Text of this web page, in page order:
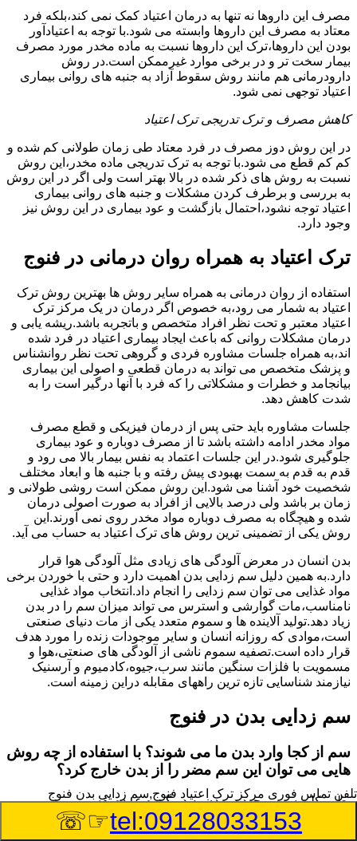
مصرف این داروها نه تنها به درمان اعتیاد کمک نمی کند،بلکه فرد
معتاد به مصرف این داروها وابسته می شود.با توجه به اعتیادآور
بودن این داروها،ترک این داروها نسبت به ماده مخدر مورد مصرف
بیمار سخت تر و در برخی موارد غیرممکن است.در روش
دارودرمانی هم مانند روش سقوط آزاد به جنبه های روانی بیماری
اعتیاد توجهی نمی شود.
کاهش مصرف و ترک تدریجی ترک اعتیاد
در این روش دوز مصرف در فرد معتاد طی زمان طولانی کم شده و
کم کم قطع می شود.با توجه به ترک تدریجی ماده مخدر،این روش
نسبت به روش های ذکر شده در بالا بهتر است ولی اگر در این روش
به بررسی و برطرف کردن مشکلات و جنبه های روانی بیماری
اعتیاد توجه نشود،احتمال بازگشت و عود بیماری در این روش نیز
وجود دارد.
ترک اعتیاد به همراه روان درمانی در فنوج
استفاده از روان درمانی به همراه سایر روش ها بهترین روش ترک
اعتیاد به شمار می رود،به خصوص اگر درمان در یک مرکز ترک
اعتیاد معتبر و تحت نظر افراد متخصص و باتجربه باشد.ریشه یابی و
درمان مشکلات روانی که باعث ایجاد بیماری اعتیاد در فرد شده
اند،به همراه جلسات مشاوره فردی و گروهی تحت نظر روانشناس
و پزشک متخصص می تواند به درمان قطعی و اصولی این بیماری
بیانجامد و خطرات و مشکلاتی را که فرد با آنها درگیر است را به
شدت کاهش دهد.
جلسات مشاوره باید حتی پس از درمان فیزیکی و قطع مصرف
مواد مخدر ادامه داشته باشد تا از مصرف دوباره و عود بیماری
جلوگیری شود.در این جلسات اعتماد به نفس بیمار بالا می رود و
قدم به قدم به سمت بهبودی پیش رفته و با جنبه ها و ابعاد مختلف
شخصیت خود آشنا می شود.این روش ممکن است روشی طولانی و
زمان بر باشد ولی درصد بالایی از افراد به صورت اصولی درمان
شده و هیچگاه به مصرف دوباره مواد مخدر روی نمی آورند.این
روش یکی از تضمینی ترین روش های ترک اعتیاد به حساب می آید.
بدن انسان در معرض آلودگی های زیادی مثل آلودگی هوا قرار
دارد.به همین دلیل سم زدایی بدن اهمیت دارد و حتی با خوردن برخی
مواد غذایی می توان سم زدایی را انجام داد.انتخاب مواد غذایی
نامناسب،مات گوارشی و استرس می تواند میزان سم را در بدن
زیاد دهد.تولید آلاینده ها و سموم متعدد یکی از مات دنیای صنعتی
است،موادی که روزانه انسان و سایر موجودات زنده را مورد هدف
قرار داده است.تصفیه سموم ناشی از آلودگی های صنعتی،هوا و
مسمویت با فلزات سنگین مانند سرب،جیوه،کادمیوم و آرسنیک
نیازمند شناسایی تازه ترین راههای مقابله دراین زمینه است.
سم زدایی بدن در فنوج
سم از کجا وارد بدن ما می شوند؟ با استفاده از چه روش
هایی می توان این سم مضر را از بدن خارج کرد؟
بطور کلی سم موجود در بدن به دو گروه عمده تقسیم می
شوند.بخش بزرگی از این سموم مثل مواد به جا مانده از سموم
گیاهی و آفت کش ها،فلزات سنگین ناشی از آلودگی هوا،انواع
تلفن تماس فوری مرکز ترک اعتیاد فنوج,سم زدایی بدن فنوج
tel:09128033153
☞☏